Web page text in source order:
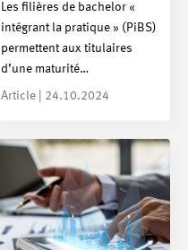
Les filières de bachelor «
intégrant la pratique » (PiBS)
permettent aux titulaires
d’une maturité…
Article | 24.10.2024